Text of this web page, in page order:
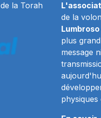
la Torah
de la
plus
message